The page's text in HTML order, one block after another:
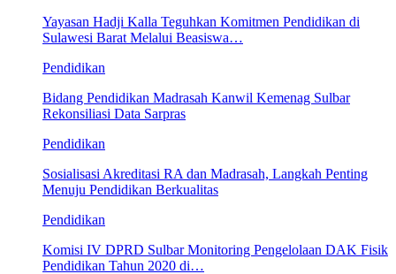
Yayasan Hadji Kalla Teguhkan Komitmen Pendidikan di
Sulawesi Barat Melalui Beasiswa…
Pendidikan
Bidang Pendidikan Madrasah Kanwil Kemenag Sulbar
Rekonsiliasi Data Sarpras
Pendidikan
Sosialisasi Akreditasi RA dan Madrasah, Langkah Penting
Menuju Pendidikan Berkualitas
Pendidikan
Komisi IV DPRD Sulbar Monitoring Pengelolaan DAK Fisik
Pendidikan Tahun 2020 di…